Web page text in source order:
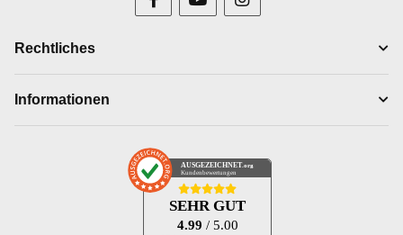
Rechtliches
Informationen
AUSGEZEICHNET .org
Kundenbewertungen
SEHR GUT
4.99 / 5.00